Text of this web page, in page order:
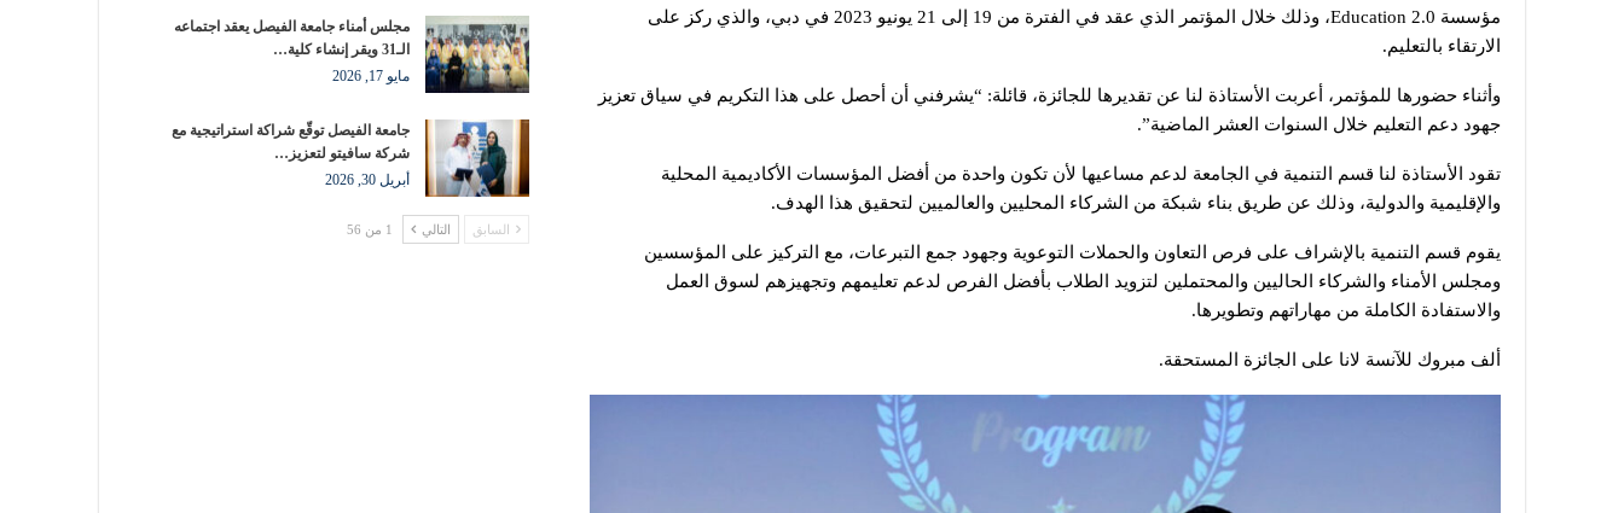
مؤسسة Education 2.0، وذلك خلال المؤتمر الذي عقد في الفترة من 19 إلى 21 يونيو 2023 في دبي، والذي ركز على
الارتقاء بالتعليم.
وأثناء حضورها للمؤتمر، أعربت الأستاذة لنا عن تقديرها للجائزة، قائلة: “يشرفني أن أحصل على هذا التكريم في سياق تعزيز
جهود دعم التعليم خلال السنوات العشر الماضية”.
تقود الأستاذة لنا قسم التنمية في الجامعة لدعم مساعيها لأن تكون واحدة من أفضل المؤسسات الأكاديمية المحلية
والإقليمية والدولية، وذلك عن طريق بناء شبكة من الشركاء المحليين والعالميين لتحقيق هذا الهدف.
يقوم قسم التنمية بالإشراف على فرص التعاون والحملات التوعوية وجهود جمع التبرعات، مع التركيز على المؤسسين
ومجلس الأمناء والشركاء الحاليين والمحتملين لتزويد الطلاب بأفضل الفرص لدعم تعليمهم وتجهيزهم لسوق العمل
والاستفادة الكاملة من مهاراتهم وتطويرها.
ألف مبروك للآنسة لانا على الجائزة المستحقة.
مجلس أمناء جامعة الفيصل يعقد اجتماعه
الـ31 ويقر إنشاء كلية…
مايو 17, 2026
جامعة الفيصل توقّع شراكة استراتيجية مع
شركة سافيتو لتعزيز…
أبريل 30, 2026
السابق التالي 1 من 56